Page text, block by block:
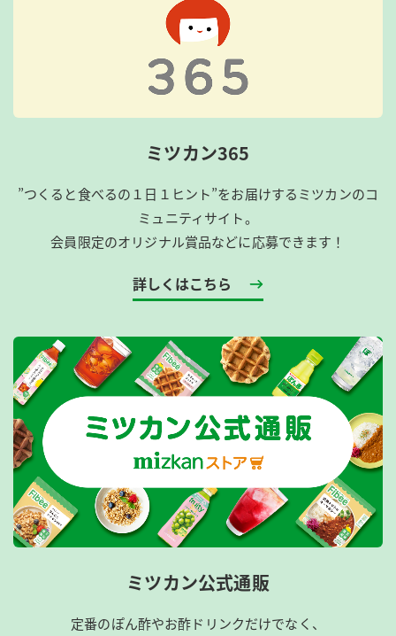
ミツカン365
”つくると食べるの１日１ヒント”をお届けするミツカンのコ
ミュニティサイト。
会員限定のオリジナル賞品などに応募できます！
詳しくはこちら
ミツカン公式通販
定番のぽん酢やお酢ドリンクだけでなく、